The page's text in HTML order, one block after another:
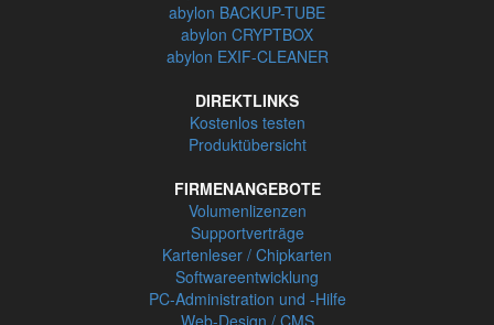
abylon BACKUP-TUBE
abylon CRYPTBOX
abylon EXIF-CLEANER
DIREKTLINKS
Kostenlos testen
Produktübersicht
FIRMENANGEBOTE
Volumenlizenzen
Supportverträge
Kartenleser / Chipkarten
Softwareentwicklung
PC-Administration und -Hilfe
Web-Design / CMS